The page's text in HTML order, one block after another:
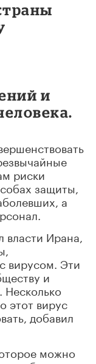
и
риски
защиты,
а
Ирана,
вирусом. Эти
и
Несколько
этот вирус
добавил
можно